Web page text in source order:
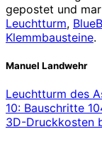
gepostet und
Leuchtturm,
Klemmbausteine.
Manuel Landwehr
Leuchtturm des
10: Bauschritte
3D-Druckkosten